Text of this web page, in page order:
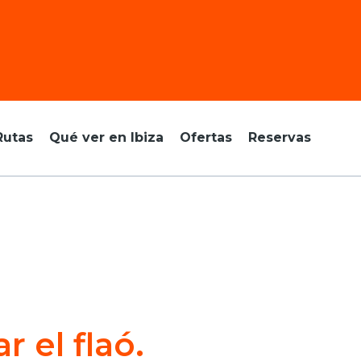
Qué ver en Ibiza Ofertas Reservas
el flaó.